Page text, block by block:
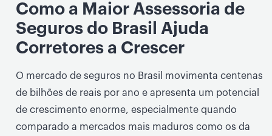
Como a Maior Assessoria de
Seguros do Brasil Ajuda
Corretores a Crescer
O mercado de seguros no Brasil movimenta centenas
de bilhões de reais por ano e apresenta um potencial
de crescimento enorme, especialmente quando
comparado a mercados mais maduros como os da